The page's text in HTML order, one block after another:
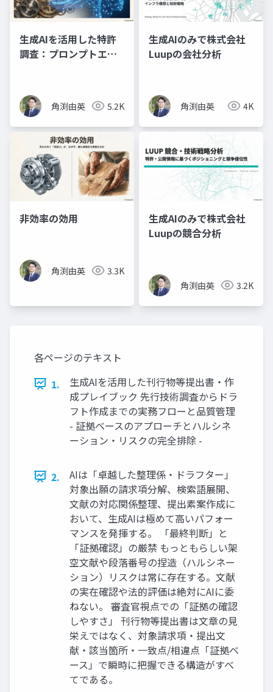
生成AIを活用した特許
調査：プロンプトエン
角渕由英 5.2K
生成AIのみで株式会社
Luupの会社分析
角渕由英 4K
非効率の効用
角渕由英 3.3K
生成AIのみで株式会社
Luupの競合分析
角渕由英 3.2K
各ページのテキスト
1.
生成AIを活用した刊行物等提出書・作
成プレイブック 先行技術調査からドラ
フト作成までの実務フローと品質管理
- 証拠ベースのアプローチとハルシネ
ーション・リスクの完全排除 -
2.
AIは「卓越した整理係・ドラフター」
対象出願の請求項分解、検索語展開、
文献の対応関係整理、提出素案作成に
おいて、生成AIは極めて高いパフォー
マンスを発揮する。 「最終判断」と
「証拠確認」の厳禁 もっともらしい架
空文献や段落番号の捏造（ハルシネー
ション）リスクは常に存在する。文献
の実在確認や法的評価は絶対にAIに委
ねない。 審査官視点での「証拠の確認
しやすさ」 刊行物等提出書は文章の見
栄えではなく、対象請求項・提出文
献・該当箇所・一致点/相違点「証拠ベ
ース」で瞬時に把握できる構造がすべ
てである。